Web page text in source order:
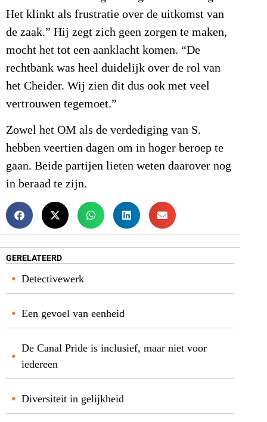
Het klinkt als frustratie over de uitkomst van
de zaak.” Hij zegt zich geen zorgen te maken,
mocht het tot een aanklacht komen. “De
rechtbank was heel duidelijk over de rol van
het Cheider. Wij zien dit dus ook met veel
vertrouwen tegemoet.”
Zowel het OM als de verdediging van S.
hebben veertien dagen om in hoger beroep te
gaan. Beide partijen lieten weten daarover nog
in beraad te zijn.
GERELATEERD
Detectivewerk
Een gevoel van eenheid
De Canal Pride is inclusief, maar niet voor
iedereen
Diversiteit in gelijkheid